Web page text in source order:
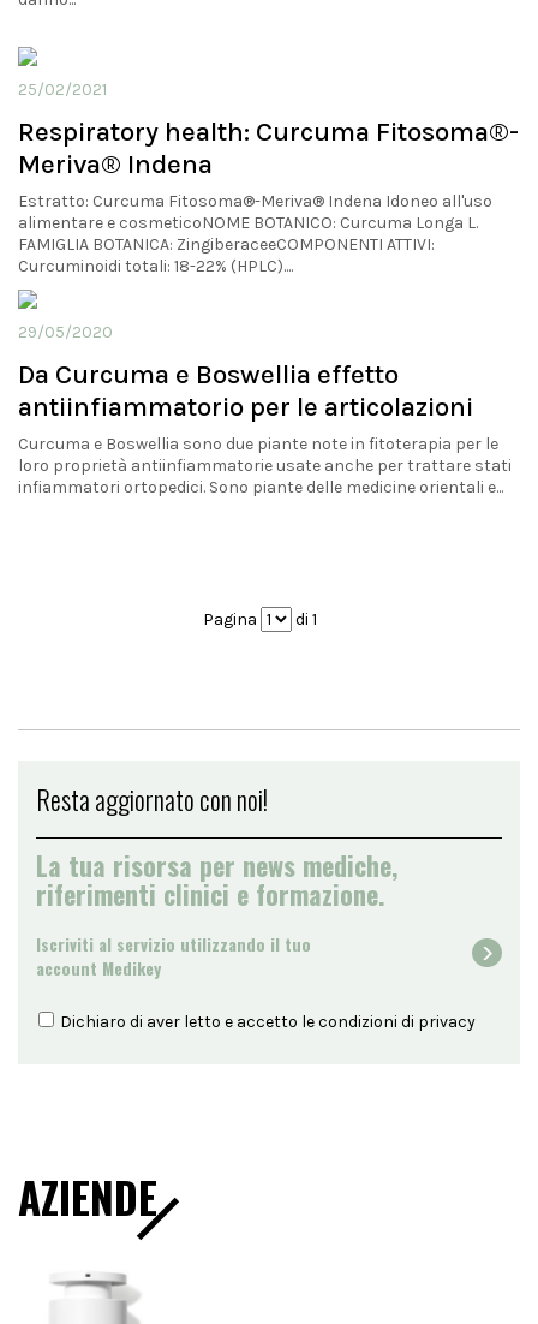
25/02/2021
Respiratory health: Curcuma Fitosoma®-
Meriva® Indena
Estratto: Curcuma Fitosoma®-Meriva® Indena Idoneo all'uso
alimentare e cosmeticoNOME BOTANICO: Curcuma Longa L.
FAMIGLIA BOTANICA: ZingiberaceeCOMPONENTI ATTIVI:
Curcuminoidi totali: 18-22% (HPLC)....
29/05/2020
Da Curcuma e Boswellia effetto
antiinfiammatorio per le articolazioni
Curcuma e Boswellia sono due piante note in fitoterapia per le
loro proprietà antiinfiammatorie usate anche per trattare stati
infiammatori ortopedici. Sono piante delle medicine orientali e...
Pagina di 1
Resta aggiornato con noi!
La tua risorsa per news mediche,
riferimenti clinici e formazione.
Iscriviti al servizio utilizzando il tuo
account Medikey
Dichiaro di aver letto e accetto le condizioni di privacy
AZIENDE